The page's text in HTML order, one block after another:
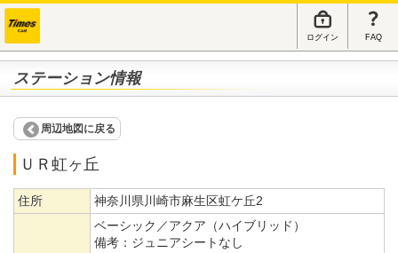
ログイン FAQ
ステーション情報
周辺地図に戻る
ＵＲ虹ヶ丘
住所 神奈川県川崎市麻生区虹ケ丘2
ベーシック／アクア（ハイブリッド）
備考： ジュニアシートなし